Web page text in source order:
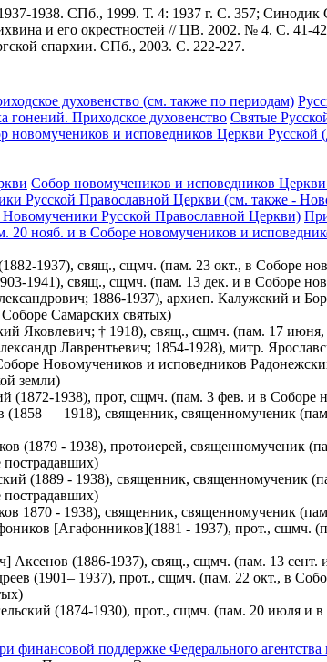
1938. СПб., 1999. Т. 4: 1937 г. С. 357;
и его окрестностей // ЦВ. 2002. № 4. С. 41-
епархии. СПб., 2003. С. 222-227.
духовенство (см. также по периодам)
Приходское духовенство Святые
новомучеников и исповедников Церкви Русской
Собор новомучеников и исповедников
Русской Православной Церкви (см. также -
Русской Православной Церкви)
20 нояб. и в Соборе новомучеников и
1937), свящ., сщмч. (пам. 23 окт., в Соборе
1941), свящ., сщмч. (пам. 13 дек. и в Соборе
1886-1937), архиеп. Калужский и
Самарских святых)
Яковлевич; † 1918), свящ., сщмч. (пам. 17
Лаврентьевич; 1854-1928), митр.
Новомучеников и исповедников
земли)
(1872-1938), прот, сщмч. (пам. 3 фев. и в Соборе
— 1918), священник, священномученик
(1879 - 1938), протоиерей, священномученик
пострадавших)
(1889 - 1938), священник, священномученик
пострадавших)
1870 - 1938), священник, священномученик
[Агафонников](1881 - 1937), прот., сщмч.
Аксенов (1886-1937), свящ., сщмч. (пам. 13
(1901– 1937), прот., сщмч. (пам. 22 окт., в
(1874-1930), прот., сщмч. (пам. 20 июля и
финансовой поддержке Федерального